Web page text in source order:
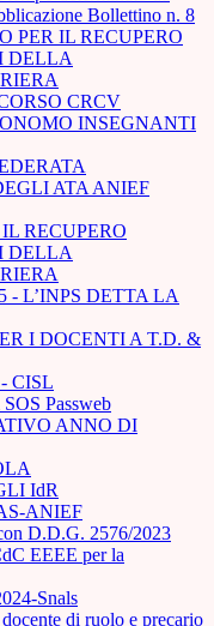
Bollettino n. 8
PER IL RECUPERO
DELLA
CRCV
INSEGNANTI
ATA ANIEF
RECUPERO
DELLA
- L’INPS DETTA LA
I DOCENTI A T.D. &
CISL
Passweb
ANNO DI
IdR
ANIEF
D.D.G. 2576/2023
EEEE per la
Snals
di ruolo e precario